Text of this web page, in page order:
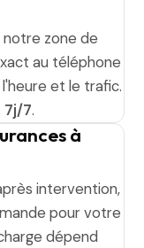
notre zone de
au téléphone
et le trafic.
7j/7.
à
intervention,
pour votre
dépend